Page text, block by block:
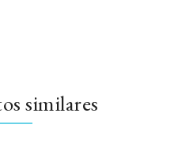
similares